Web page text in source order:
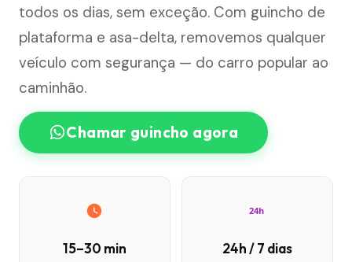
todos os dias, sem exceção. Com guincho de
plataforma e asa-delta, removemos qualquer
veículo com segurança — do carro popular ao
caminhão.
Chamar guincho agora
15–30 min
24h
24h / 7 dias